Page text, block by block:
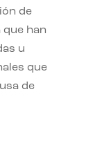
de
han
u
que
de